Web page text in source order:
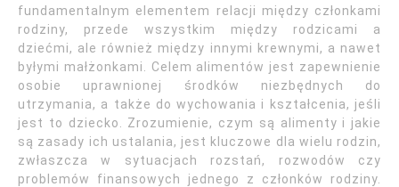
fundamentalnym elementem relacji między członkami
rodziny, przede wszystkim między rodzicami a
dziećmi, ale również między innymi krewnymi, a nawet
byłymi małżonkami. Celem alimentów jest zapewnienie
osobie uprawnionej środków niezbędnych do
utrzymania, a także do wychowania i kształcenia, jeśli
jest to dziecko. Zrozumienie, czym są alimenty i jakie
są zasady ich ustalania, jest kluczowe dla wielu rodzin,
zwłaszcza w sytuacjach rozstań, rozwodów czy
problemów finansowych jednego z członków rodziny.